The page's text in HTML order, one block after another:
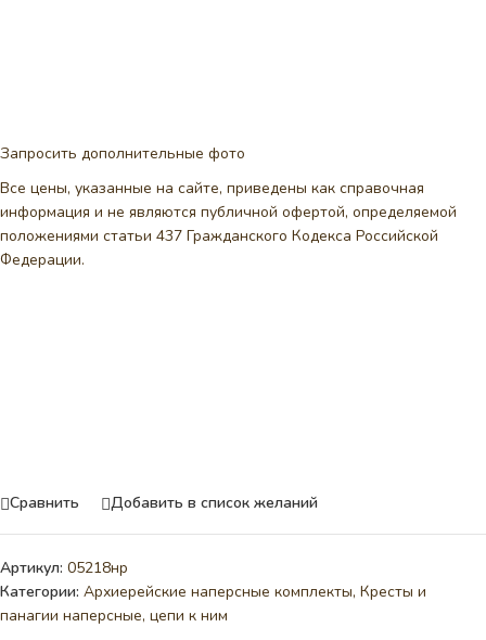
Запросить дополнительные фото
Все цены, указанные на сайте, приведены как справочная
информация и не являются публичной офертой, определяемой
положениями статьи 437 Гражданского Кодекса Российской
Федерации.
Сравнить Добавить в список желаний
Артикул: 05218нр
Категории: Архиерейские наперсные комплекты, Кресты и
панагии наперсные, цепи к ним